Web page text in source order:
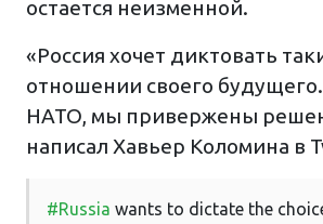
остается неизменной.
«Россия хочет диктовать
отношении своего
НАТО, мы привержены
написал Хавьер Коломина в
#Russia wants to dictate the